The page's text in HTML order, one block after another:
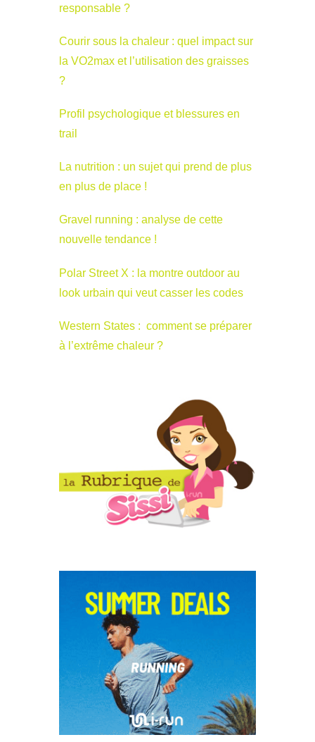
responsable ?
Courir sous la chaleur : quel impact sur
la VO2max et l’utilisation des graisses
?
Profil psychologique et blessures en
trail
La nutrition : un sujet qui prend de plus
en plus de place !
Gravel running : analyse de cette
nouvelle tendance !
Polar Street X : la montre outdoor au
look urbain qui veut casser les codes
Western States : comment se préparer
à l’extrême chaleur ?